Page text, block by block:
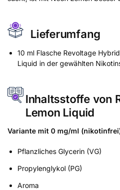
Lieferumfang
10 ml Flasche Revoltage
Liquid in der gewählten
Inhaltsstoffe von
Lemon Liquid
Variante mit 0 mg/ml
Pflanzliches Glycerin (VG)
Propylenglykol (PG)
Aroma